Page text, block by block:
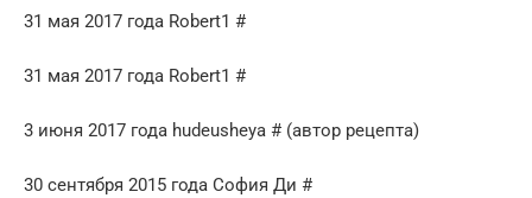
31 мая 2017 года Robert1 #
31 мая 2017 года Robert1 #
3 июня 2017 года hudeusheya # (автор рецепта)
30 сентября 2015 года София Ди #